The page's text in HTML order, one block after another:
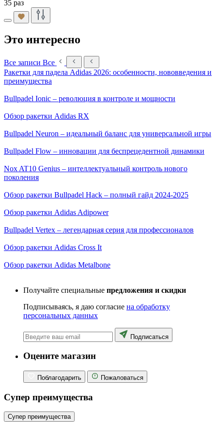
35 раз
Это интересно
Все записи Все
Ракетки для падела Adidas 2026: особенности, нововведения и
преимущества
Bullpadel Ionic – революция в контроле и мощности
Обзор ракетки Adidas RX
Bullpadel Neuron – идеальный баланс для универсальной игры
Bullpadel Flow – инновации для беспрецедентной динамики
Nox AT10 Genius – интеллектуальный контроль нового
поколения
Обзор ракетки Bullpadel Hack – полный гайд 2024-2025
Обзор ракетки Adidas Adipower
Bullpadel Vertex – легендарная серия для профессионалов
Обзор ракетки Adidas Cross It
Обзор ракетки Adidas Metalbone
Получайте специальные предложения и скидки
Подписываясь, я даю согласие на обработку
персональных данных
Подписаться
Оцените магазин
Поблагодарить Пожаловаться
Супер преимущества
Супер преимущества